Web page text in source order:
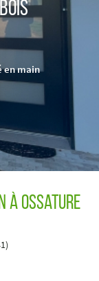
en utilisant
en main
à ossature